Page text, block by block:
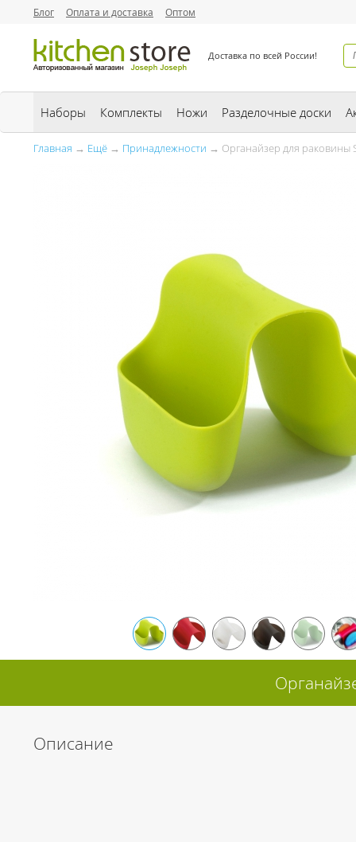
Блог Оплата и доставка Оптом
Доставка по всей России!
Наборы Комплекты Ножи Разделочные доски
Главная → Ещё → Принадлежности → Органайзер для раковины
Описание